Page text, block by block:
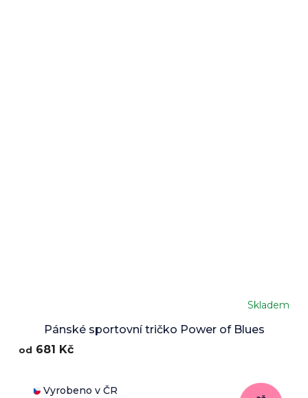
Pánské sportovní tričko Power of Blues
Skladem
od 681 Kč
Vyrobeno v ČR